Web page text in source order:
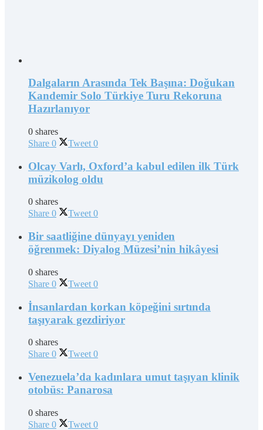
Dalgaların Arasında Tek Başına: Doğukan
Kandemir Solo Türkiye Turu Rekoruna
Hazırlanıyor
0 shares
Share 0 Tweet 0
Olcay Varlı, Oxford’a kabul edilen ilk Türk
müzikolog oldu
0 shares
Share 0 Tweet 0
Bir saatliğine dünyayı yeniden
öğrenmek: Diyalog Müzesi’nin hikâyesi
0 shares
Share 0 Tweet 0
İnsanlardan korkan köpeğini sırtında
taşıyarak gezdiriyor
0 shares
Share 0 Tweet 0
Venezuela’da kadınlara umut taşıyan klinik
otobüs: Panarosa
0 shares
Share 0 Tweet 0